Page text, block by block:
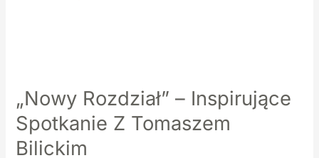
„Nowy Rozdział” – Inspirujące
Spotkanie Z Tomaszem
Bilickim